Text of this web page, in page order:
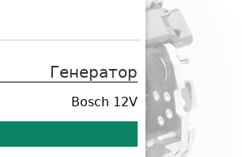
Генератор
Bosch 12V